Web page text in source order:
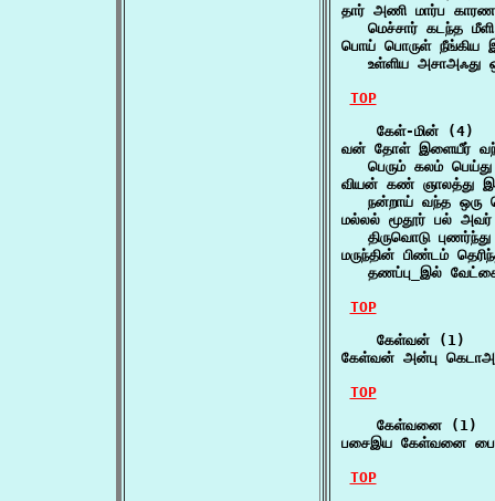
தார் அணி மார்ப
மெச்சார் கடந்த
பொய் பொருள் நீங்கிய
உள்ளிய அசாஅஃது
TOP
    கேள்-மின் (4)
வன் தோள் இளையீர்
பெரும் கலம்
வியன் கண் ஞாலத்து
நன்றாய் வந்த ஒரு
மல்லல் மூதூர் பல்
திருவொடு
மருந்தின் பிண்டம்
தணப்பு_இல்
TOP
    கேள்வன் (1)
கேள்வன் அன்பு
TOP
    கேள்வனை (1)
பசைஇய கேள்வனை
TOP